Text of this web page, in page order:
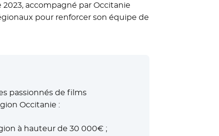
accompagné par Occitanie
pour renforcer son équipe de
passionnés de films
Occitanie :
à hauteur de 30 000€ ;